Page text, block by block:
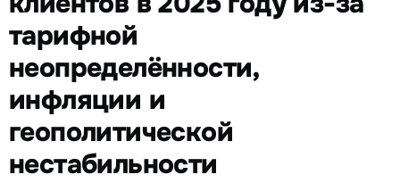
тарифной
неопределённости,
инфляции и
геополитической
нестабильности